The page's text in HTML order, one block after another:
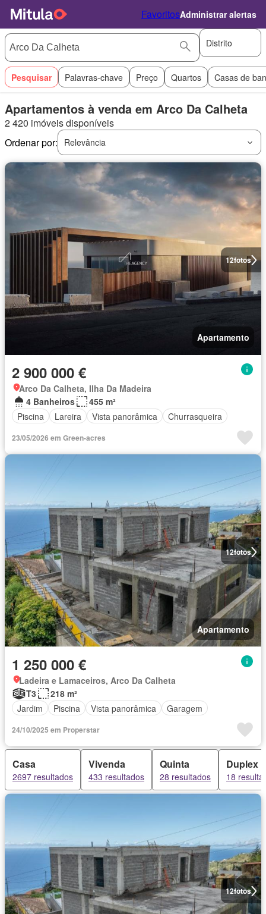
FavoritosAdministrar alertas
Distrito
Pesquisar Palavras-chave Preço Quartos Casas de
Apartamentos à venda em Arco Da Calheta
2 420 imóveis disponíveis
Ordenar por:
Relevância
12fotos
Apartamento
2 900 000 €
Arco Da Calheta, Ilha Da Madeira
4 Banheiros
455 m²
Piscina
Lareira Vista panorâmica Churrasqueira
23/05/2026 em Green-acres
12fotos
Apartamento
1 250 000 €
Ladeira e Lamaceiros, Arco Da Calheta
T3
218 m²
Jardim
Piscina Vista panorâmica Garagem
24/10/2025 em Properstar
Casa
2697 resultados
Vivenda
433 resultados
Quinta
28 resultados
Duplex
18
12fotos